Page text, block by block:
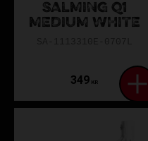
SALMING Q1
MEDIUM WHITE
349 KR